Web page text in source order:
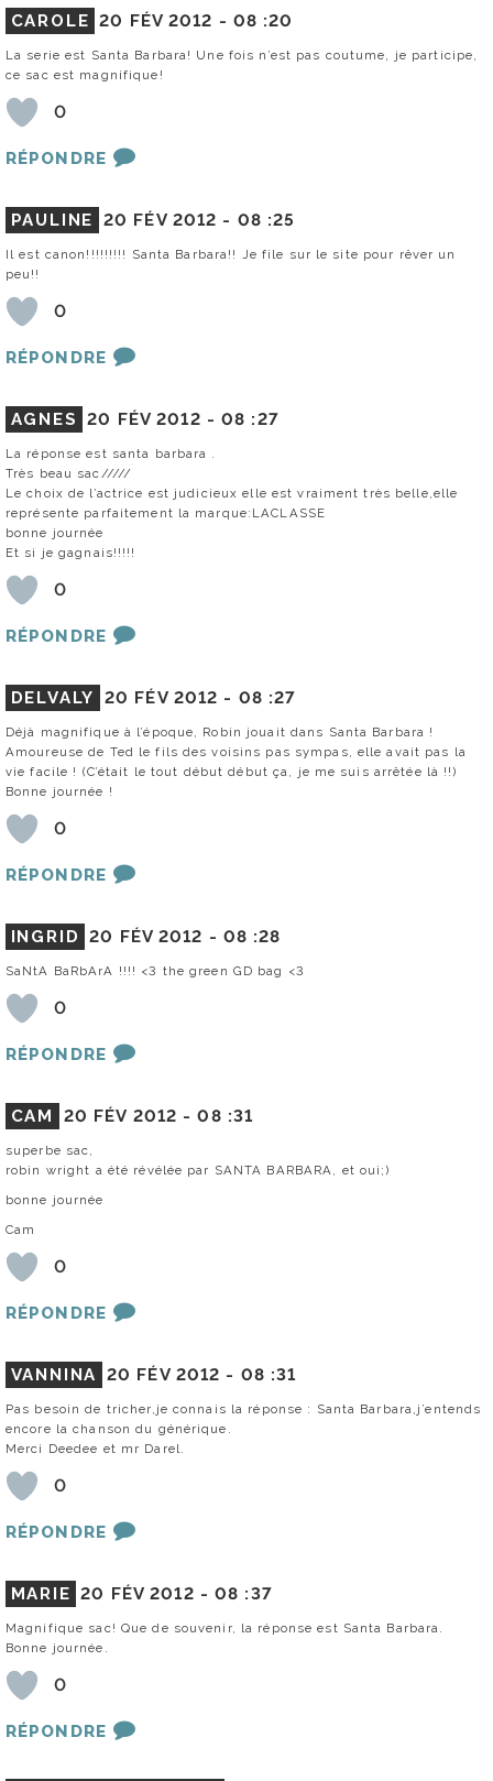
CAROLE 20 FÉV 2012 - 08 :20
La serie est Santa Barbara! Une fois n’est pas coutume, je participe,
ce sac est magnifique!
0
RÉPONDRE
PAULINE 20 FÉV 2012 - 08 :25
Il est canon!!!!!!!!! Santa Barbara!! Je file sur le site pour rêver un
peu!!
0
RÉPONDRE
AGNES 20 FÉV 2012 -08 :27
La réponse est santa barbara .
Très beau sac/////
Le choix de l’actrice est judicieux elle est vraiment très belle,elle
représente parfaitement la marque:LACLASSE
bonne journée
Et si je gagnais!!!!!
0
RÉPONDRE
DELVALY 20 FÉV 2012 - 08 :27
Déjà magnifique à l’époque, Robin jouait dans Santa Barbara !
Amoureuse de Ted le fils des voisins pas sympas, elle avait pas la
vie facile ! (C’était le tout début début ça, je me suis arrêtée là !!)
Bonne journée !
0
RÉPONDRE
INGRID 20 FÉV 2012 - 08 :28
SaNtA BaRbArA !!!! <3 the green GD bag <3
0
RÉPONDRE
CAM 20 FÉV 2012 -08 :31
superbe sac,
robin wright a été révélée par SANTA BARBARA, et oui;)
bonne journée
Cam
0
RÉPONDRE
VANNINA 20 FÉV 2012 - 08 :31
Pas besoin de tricher,je connais la réponse : Santa Barbara,j’entends
encore la chanson du générique.
Merci Deedee et mr Darel.
0
RÉPONDRE
MARIE 20 FÉV 2012 -08 :37
Magnifique sac! Que de souvenir, la réponse est Santa Barbara.
Bonne journée.
0
RÉPONDRE